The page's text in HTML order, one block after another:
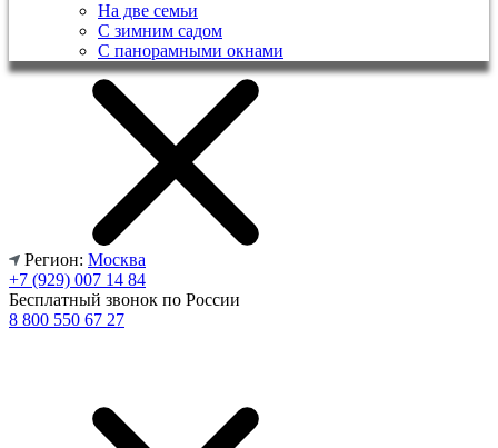
На две семьи
С зимним садом
С панорамными окнами
Регион: Москва
+7 (929) 007 14 84
Бесплатный звонок по России
8 800 550 67 27